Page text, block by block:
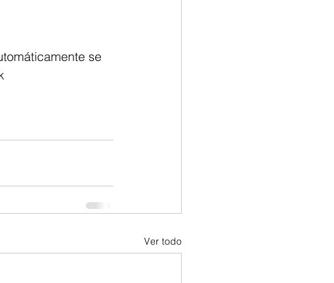
se
Ver todo